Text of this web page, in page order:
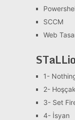
SCCM
Web
1-
2-
3- Set
4- İsyan